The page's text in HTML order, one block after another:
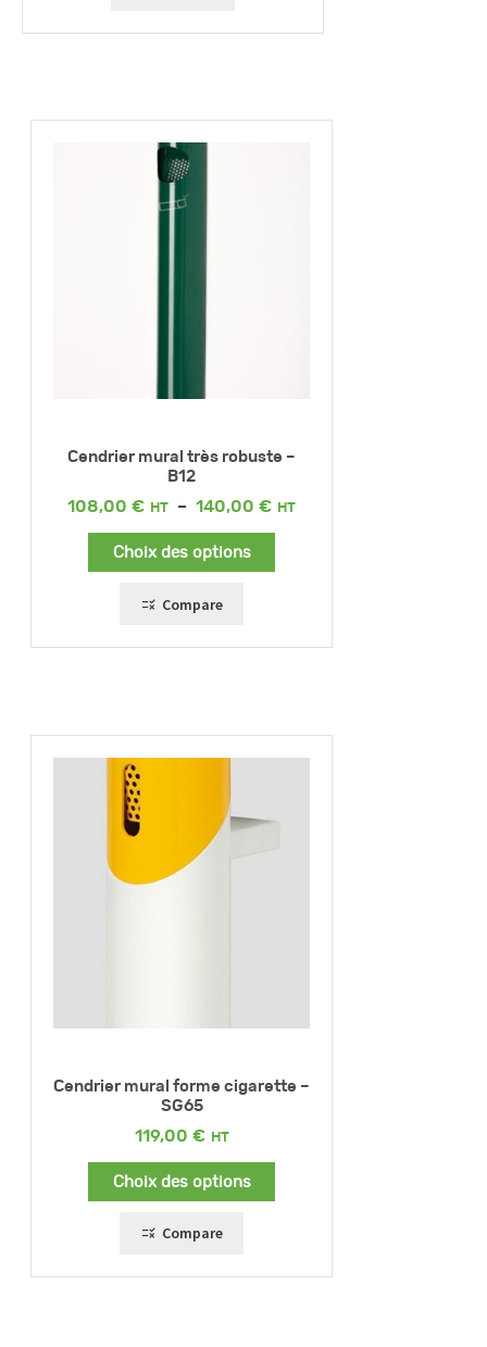
Cendrier mural très robuste –
B12
108,00 € – 140,00 €
Plage
Choix des options
Compare
Cendrier mural forme cigarette –
SG65
119,00 €
Choix des options
Compare